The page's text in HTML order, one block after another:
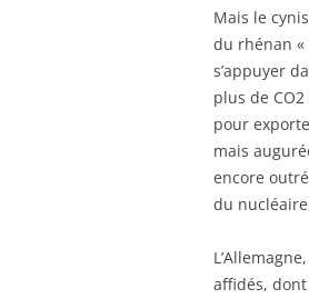
Mais le
du rhénan «
s’appuyer
plus de
pour
mais
encore
du
affidés,